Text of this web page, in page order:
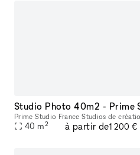
40 m2 à partir de1 200 €